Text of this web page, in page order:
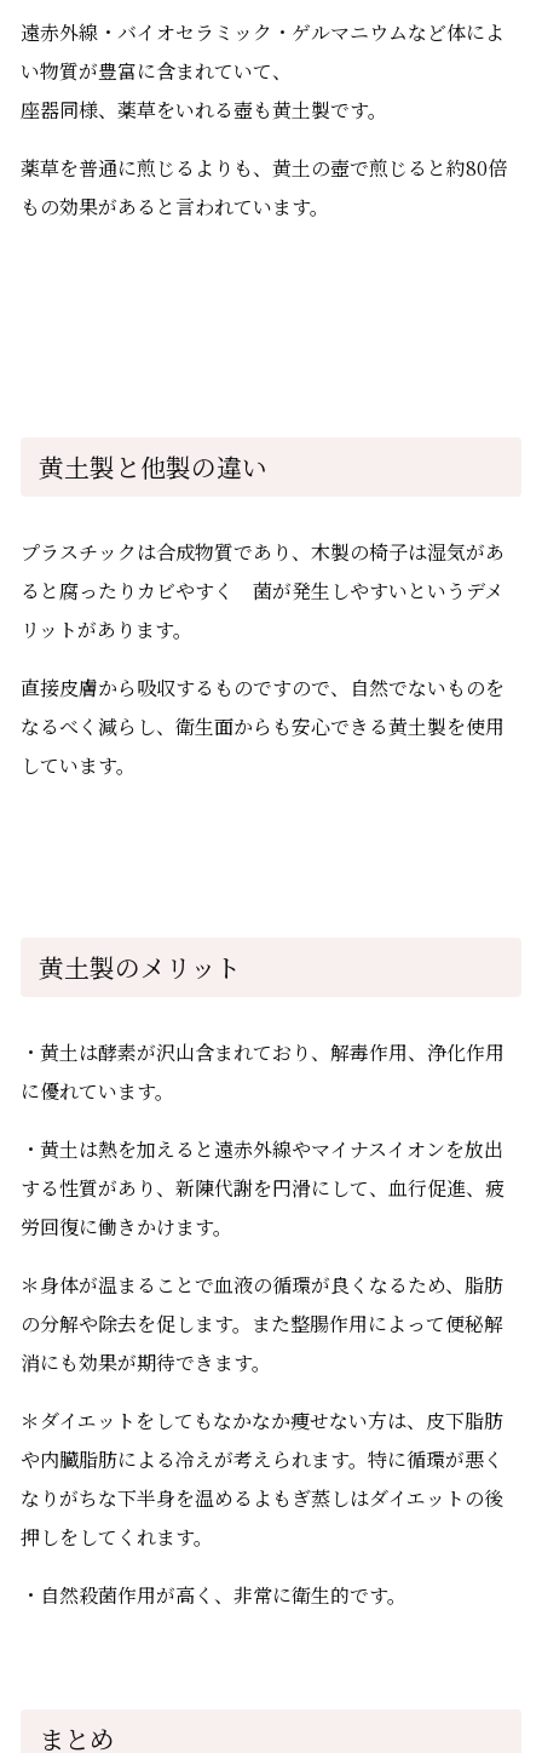
遠赤外線・バイオセラミック・ゲルマニウムなど体によ
い物質が豊富に含まれていて、
座器同様、薬草をいれる壺も黄土製です。
薬草を普通に煎じるよりも、黄土の壺で煎じると約80倍
もの効果があると言われています。
黄土製と他製の違い
プラスチックは合成物質であり、木製の椅子は湿気があ
ると腐ったりカビやすく 菌が発生しやすいというデメ
リットがあります。
直接皮膚から吸収するものですので、自然でないものを
なるべく減らし、衛生面からも安心できる黄土製を使用
しています。
黄土製のメリット
・黄土は酵素が沢山含まれており、解毒作用、浄化作用
に優れています。
・黄土は熱を加えると遠赤外線やマイナスイオンを放出
する性質があり、新陳代謝を円滑にして、血行促進、疲
労回復に働きかけます。
＊身体が温まることで血液の循環が良くなるため、脂肪
の分解や除去を促します。また整腸作用によって便秘解
消にも効果が期待できます。
＊ダイエットをしてもなかなか痩せない方は、皮下脂肪
や内臓脂肪による冷えが考えられます。特に循環が悪く
なりがちな下半身を温めるよもぎ蒸しはダイエットの後
押しをしてくれます。
・自然殺菌作用が高く、非常に衛生的です。
まとめ